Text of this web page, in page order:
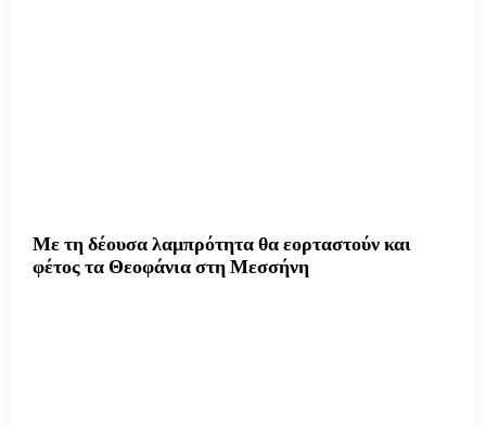
Με τη δέουσα λαμπρότητα θα εορταστούν και
φέτος τα Θεοφάνια στη Μεσσήνη